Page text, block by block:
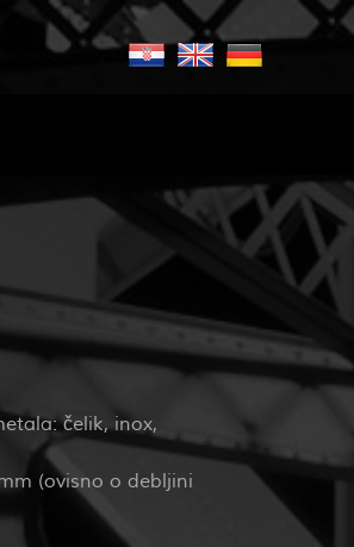
čelik, inox,
(ovisno o debljini